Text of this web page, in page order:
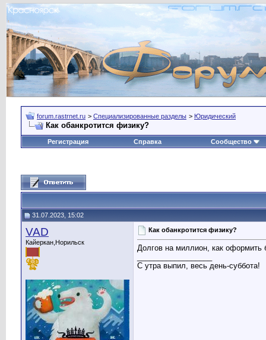
forum.rastrnet.ru > Специализированные разделы > Юридический
Как обанкротится физику?
Регистрация Справка Сообщество
31.07.2023, 15:02
VAD
Кайеркан,Норильск
Как обанкротится физику?
Долгов на миллион, как оформить
С утра выпил, весь день-суббота!